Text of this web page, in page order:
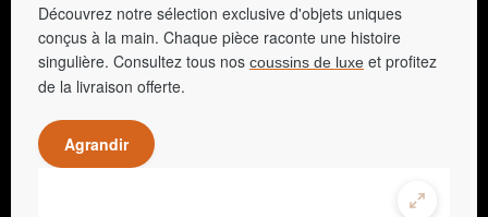
Découvrez notre sélection exclusive d'objets uniques
conçus à la main. Chaque pièce raconte une histoire
singulière. Consultez tous nos coussins de luxe et profitez
de la livraison offerte.
Agrandir